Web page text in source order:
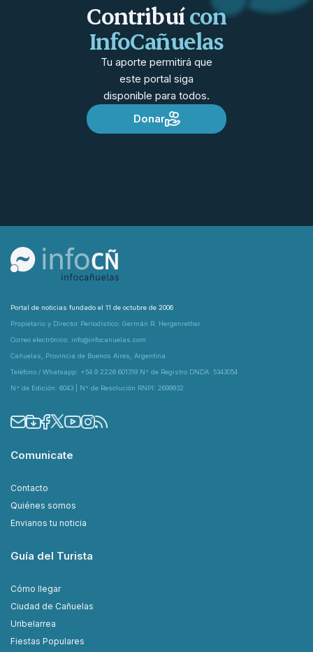
Contribuícon
InfoCañuelas
Tu aporte permitirá que
este portal siga
disponible para todos.
Donar
Portal de noticias fundado el 11 de octubre de 2006
Propietario y Director Periodístico: Germán R. Hergenrether
Correo electrónico: info@infocanuelas.com
Cañuelas, Provincia de Buenos Aires, Argentina
Teléfono / Whatsapp: +54 9 2226 601319 N° de Registro DNDA: 5343054
N° de Edición: 6043 | N° de Resolución RNPI: 2699932
Comunicate
Contacto
Quiénes somos
Envianos tu noticia
Guía del Turista
Cómo llegar
Ciudad de Cañuelas
Uribelarrea
Fiestas Populares